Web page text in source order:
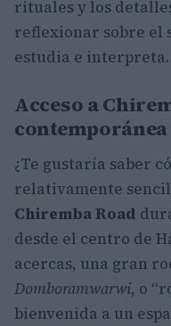
rituales y los
reflexionar sobre el
estudia e interpreta.
Acceso a
contemporánea
¿Te gustaría saber
relativamente
Chiremba Road
desde el centro de
acercas, una gran
Domboramwarwi, o
bienvenida a un